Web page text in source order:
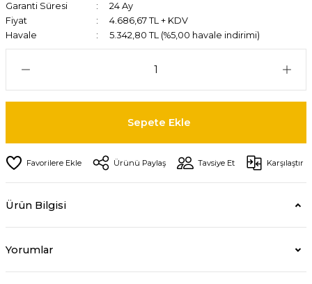
Garanti Süresi
24 Ay
Fiyat
4.686,67 TL + KDV
Havale
5.342,80 TL (%5,00 havale indirimi)
Sepete Ekle
Ürünü Paylaş Tavsiye Et Karşılaştır
Ürün Bilgisi
Yorumlar